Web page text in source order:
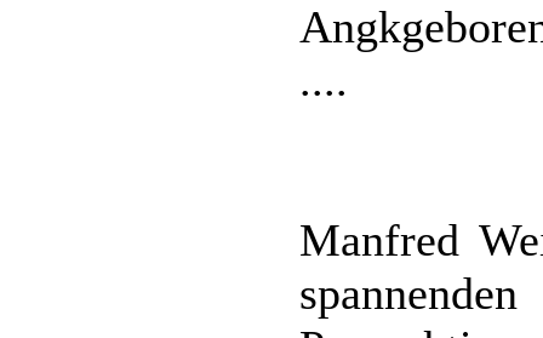
....
Manfred